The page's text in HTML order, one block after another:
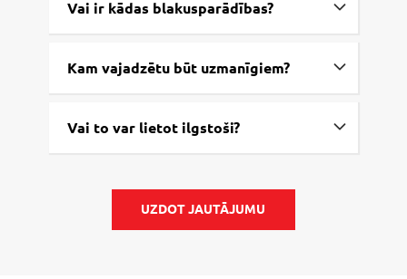
Vai ir kādas blakusparādības?
Kam vajadzētu būt uzmanīgiem?
Vai to var lietot ilgstoši?
UZDOT JAUTĀJUMU